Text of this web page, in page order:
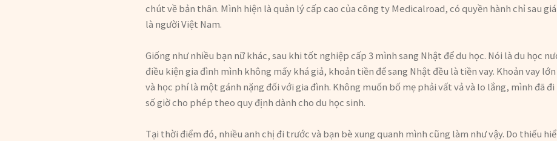
chút về bản thân. Mình hiện là quản lý cấp cao của công ty Medicalroad, có quyền hành chỉ sau
là người Việt Nam.
Giống như nhiều bạn nữ khác, sau khi tốt nghiệp cấp 3 mình sang Nhật để du học. Nói là du học
điều kiện gia đình mình không mấy khá giả, khoản tiền để sang Nhật đều là tiền vay. Khoản vay
và học phí là một gánh nặng đối với gia đình. Không muốn bố mẹ phải vất vả và lo lắng, mình đã
số giờ cho phép theo quy định dành cho du học sinh.
Tại thời điểm đó, nhiều anh chị đi trước và bạn bè xung quanh mình cũng làm như vậy. Do thiếu